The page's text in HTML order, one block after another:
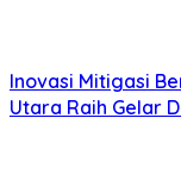
Inovasi Mitigasi
Utara Raih Gelar